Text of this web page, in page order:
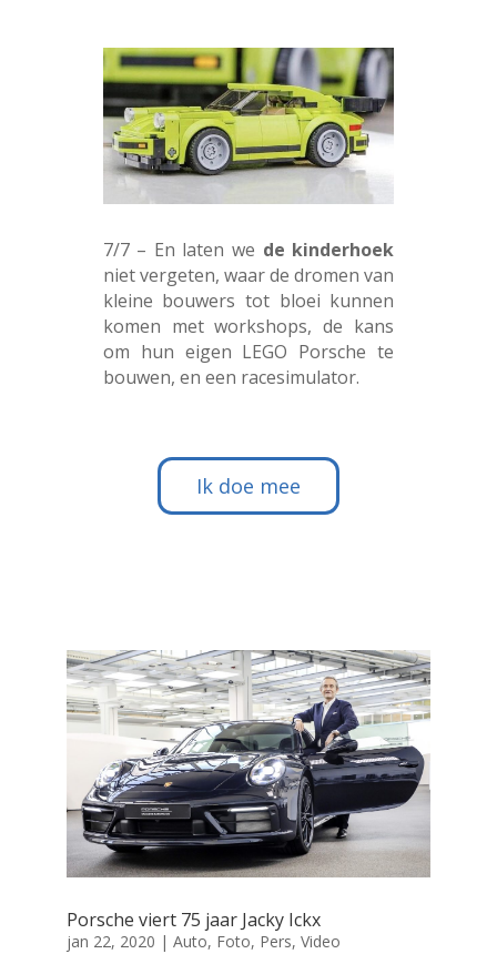
7/7 – En laten we de kinderhoek
niet vergeten, waar de dromen van
kleine bouwers tot bloei kunnen
komen met workshops, de kans
om hun eigen LEGO Porsche te
bouwen, en een racesimulator.
Ik doe mee
Porsche viert 75 jaar Jacky Ickx
jan 22, 2020 | Auto, Foto, Pers, Video